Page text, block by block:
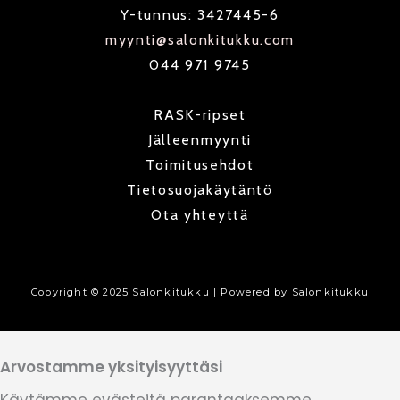
o
k
r
a
m
p
e
Y-tunnus: 3427445-6
myynti@salonkitukku.com
044 971 9745
RASK-ripset
Jälleenmyynti
Toimitusehdot
Tietosuojakäytäntö
Ota yhteyttä
Copyright © 2025 Salonkitukku | Powered by Salonkitukku
Arvostamme yksityisyyttäsi